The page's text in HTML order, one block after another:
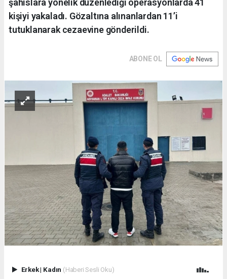
şahıslara yönelik düzenlediği operasyonlarda 41
kişiyi yakaladı. Gözaltına alınanlardan 11’i
tutuklanarak cezaevine gönderildi.
ABONE OL
Erkek| Kadın (Haberi Sesli Oku)